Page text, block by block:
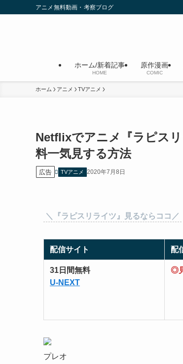
アニメ無料動画・考察ブログ
ホーム/新着記事
HOME
原作漫画
COMIC
ホーム アニメ TVアニメ
Netflixでアニメ『ラピス
料一気見する方法
広告 TVアニメ 2020年7月8日
＼『ラピスリライツ』見るならココ／
配信サイト 配
31日間無料
U-NEXT
◎
プレオ